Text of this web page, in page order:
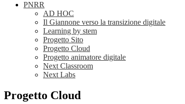
PNRR
AD HOC
Il Giannone verso la transizione digitale
Learning by stem
Progetto Sito
Progetto Cloud
Progetto animatore digitale
Next Classroom
Next Labs
Progetto Cloud